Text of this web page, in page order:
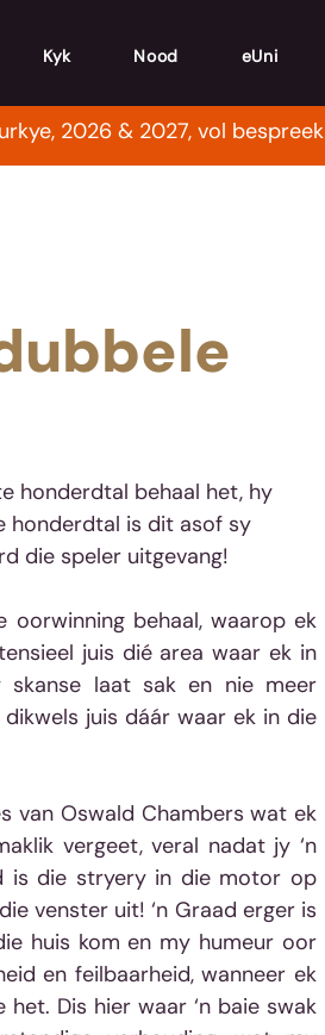
Kyk Nood eUni
2026 & 2027, vol bespreek
honderdtal behaal het, hy
honderdtal is dit asof sy
die speler uitgevang!
oorwinning behaal, waarop ek
juis dié area waar ek in
skanse laat sak en nie meer
juis dáár waar ek in die
van Oswald Chambers wat ek
vergeet, veral nadat jy ‘n
is die stryery in die motor op
venster uit! ‘n Graad erger is
huis kom en my humeur oor
en feilbaarheid, wanneer ek
Dis hier waar ‘n baie swak